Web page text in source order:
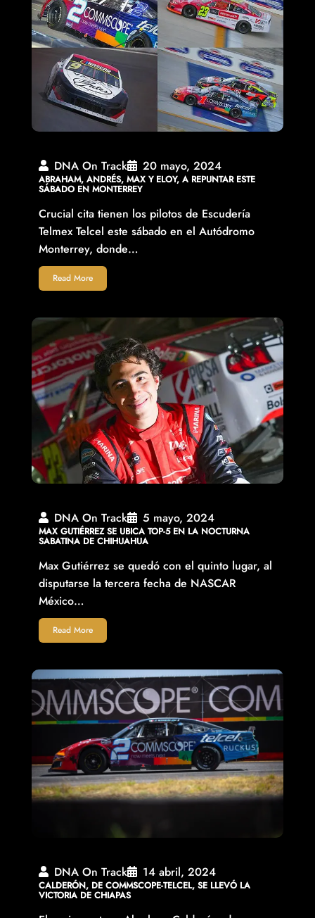
DNA On Track 20 mayo, 2024
ABRAHAM, ANDRÉS, MAX Y ELOY, A REPUNTAR ESTE
SÁBADO EN MONTERREY
Crucial cita tienen los pilotos de Escudería
Telmex Telcel este sábado en el Autódromo
Monterrey, donde…
Read More
DNA On Track 5 mayo, 2024
MAX GUTIÉRREZ SE UBICA TOP-5 EN LA NOCTURNA
SABATINA DE CHIHUAHUA
Max Gutiérrez se quedó con el quinto lugar, al
disputarse la tercera fecha de NASCAR
México…
Read More
DNA On Track 14 abril, 2024
CALDERÓN, DE COMMSCOPE-TELCEL, SE LLEVÓ LA
VICTORIA DE CHIAPAS